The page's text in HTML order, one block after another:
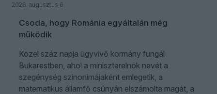
2026. augusztus 6.
Csoda, hogy Románia egyáltalán még
működik
Közel száz napja ügyvivő kormány fungál
Bukarestben, ahol a miniszterelnök nevét a
szegénység szinonimájaként emlegetik, a
matematikus államfő csúnyán elszámolta magát, a